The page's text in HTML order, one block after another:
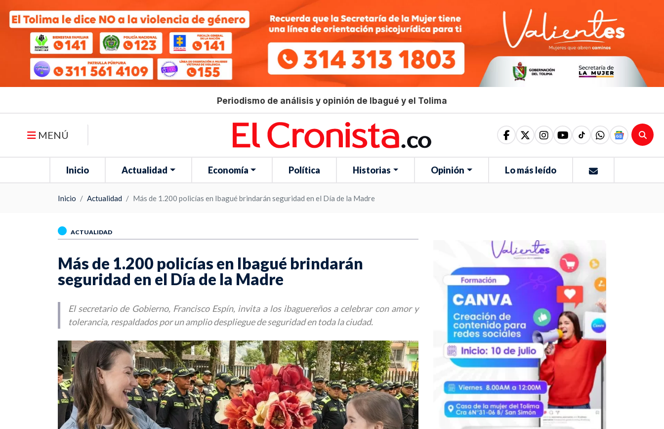
Periodismo de análisis y opinión de Ibagué y el Tolima
MENÚ
Inicio Actualidad Economía Política Historias Opinión Lo más leído
Inicio Actualidad Más de 1.200 policías en Ibagué brindarán seguridad en el Día de la Madre
ACTUALIDAD
Más de 1.200 policías en Ibagué brindarán
seguridad en el Día de la Madre
El secretario de Gobierno, Francisco Espín, invita a los ibaguereños a celebrar con amor y
tolerancia, respaldados por un amplio despliegue de seguridad en toda la ciudad.